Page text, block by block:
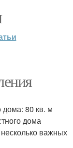
дома: 80 кв. м
дома
важных